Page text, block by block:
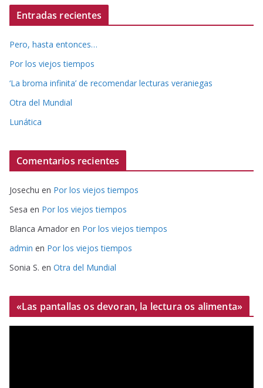
Entradas recientes
Pero, hasta entonces…
Por los viejos tiempos
‘La broma infinita’ de recomendar lecturas veraniegas
Otra del Mundial
Lunática
Comentarios recientes
Josechu en Por los viejos tiempos
Sesa en Por los viejos tiempos
Blanca Amador en Por los viejos tiempos
admin en Por los viejos tiempos
Sonia S. en Otra del Mundial
«Las pantallas os devoran, la lectura os alimenta»